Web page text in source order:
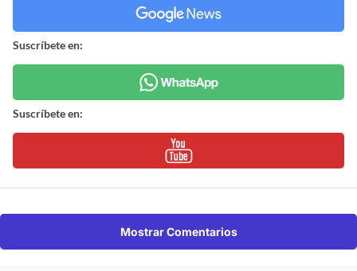
Suscríbete en:
Suscríbete en:
Mostrar Comentarios